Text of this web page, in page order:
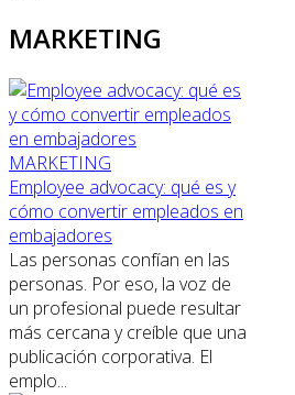
MARKETING
MARKETING
Employee advocacy: qué es y
cómo convertir empleados en
embajadores
Las personas confían en las
personas. Por eso, la voz de
un profesional puede resultar
más cercana y creíble que una
publicación corporativa. El
emplo...